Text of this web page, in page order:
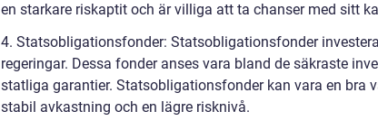
en starkare riskaptit och är villiga att ta chanser med sitt
4. Statsobligationsfonder: Statsobligationsfonder
regeringar. Dessa fonder anses vara bland de säkraste
statliga garantier. Statsobligationsfonder kan vara en bra
stabil avkastning och en lägre risknivå.